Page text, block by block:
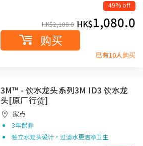
49% off
HK$2,108.0 HK$1,080.0
购买
已有10人购买
3M™ - 饮水龙头系列3M ID3 饮水龙
头[原厂行货]
家点
3年保养
独立水龙头设计，过滤水更洁净卫生